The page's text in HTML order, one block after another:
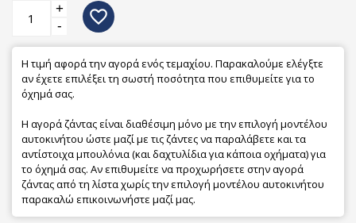
+
-
favorite_border
Η τιμή αφορά την αγορά ενός τεμαχίου. Παρακαλούμε ελέγξτε
αν έχετε επιλέξει τη σωστή ποσότητα που επιθυμείτε για το
όχημά σας.
Η αγορά ζάντας είναι διαθέσιμη μόνο με την επιλογή μοντέλου
αυτοκινήτου ώστε μαζί με τις ζάντες να παραλάβετε και τα
αντίστοιχα μπουλόνια (και δαχτυλίδια για κάποια οχήματα) για
το όχημά σας. Αν επιθυμείτε να προχωρήσετε στην αγορά
ζάντας από τη λίστα χωρίς την επιλογή μοντέλου αυτοκινήτου
παρακαλώ επικοινωνήστε μαζί μας.